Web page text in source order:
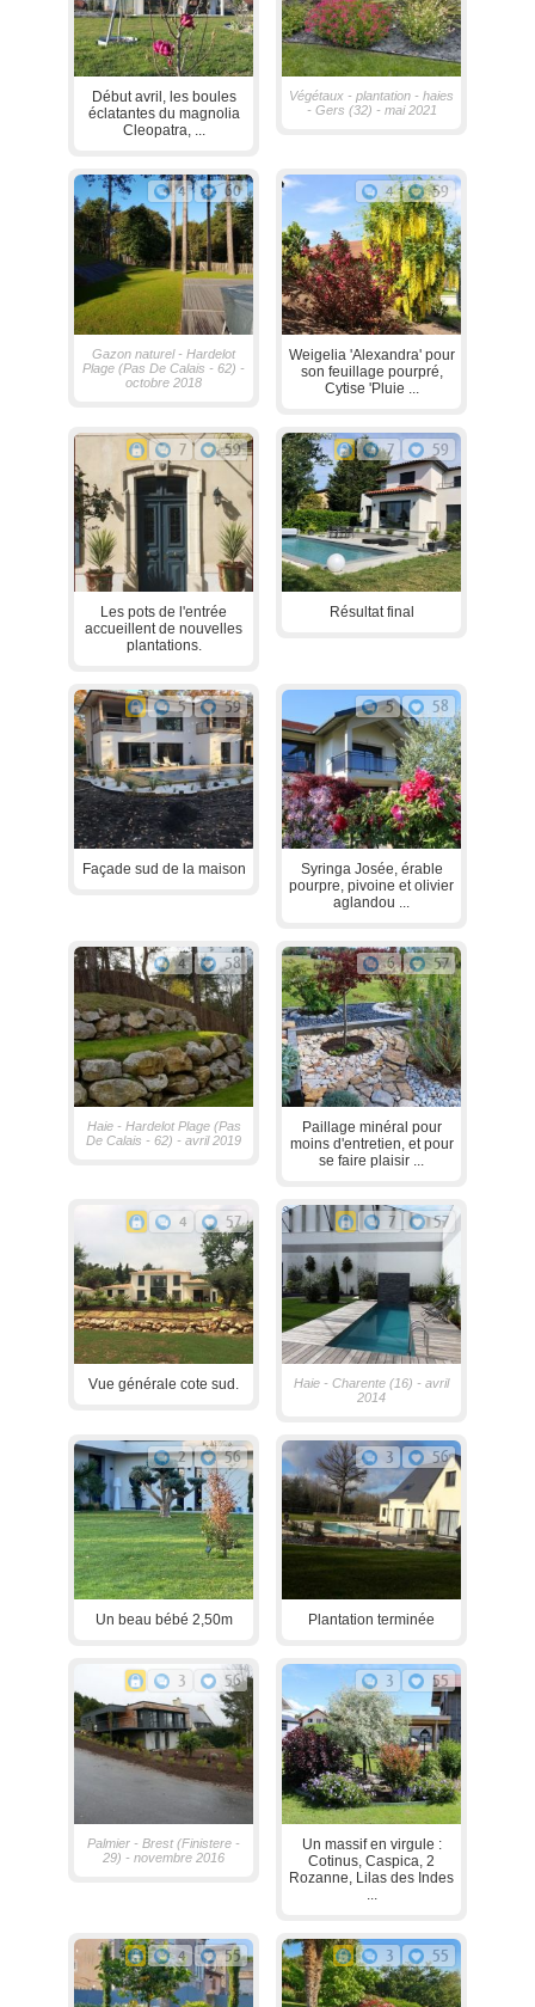
Début avril, les boules
éclatantes du magnolia
Cleopatra, ...
Végétaux - plantation - haies
- Gers (32) - mai 2021
4 60
Gazon naturel - Hardelot
Plage (Pas De Calais - 62) -
octobre 2018
4 59
Weigelia 'Alexandra' pour
son feuillage pourpré,
Cytise 'Pluie ...
7 59
Les pots de l'entrée
accueillent de nouvelles
plantations.
7 59
Résultat final
5 59
Façade sud de la maison
5 58
Syringa Josée, érable
pourpre, pivoine et olivier
aglandou ...
4 58
Haie - Hardelot Plage (Pas
De Calais - 62) - avril 2019
6 57
Paillage minéral pour
moins d'entretien, et pour
se faire plaisir ...
4 57
Vue générale cote sud.
7 57
Haie - Charente (16) - avril
2014
2 56
Un beau bébé 2,50m
3 56
Plantation terminée
3 56
Palmier - Brest (Finistere -
29) - novembre 2016
3 55
Un massif en virgule :
Cotinus, Caspica, 2
Rozanne, Lilas des Indes
4 55 3 55